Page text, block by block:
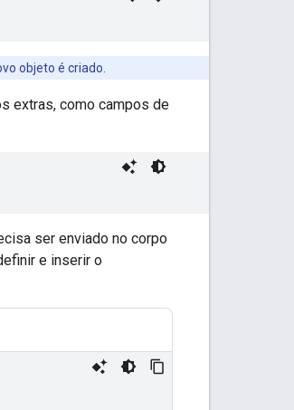
objeto é criado.
extras, como campos de
ser enviado no corpo
e inserir o